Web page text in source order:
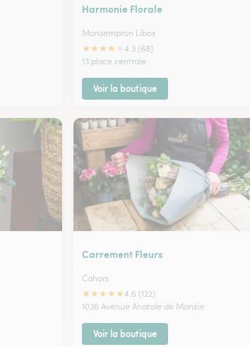
Harmonie Florale
Monsempron Libos
★★★★
4.3 (68)
13 place centrale
Voir la boutique
Carrement Fleurs
Cahors
★★★★★4.6 (122)
1036 Avenue Anatole de Monzie
Voir la boutique